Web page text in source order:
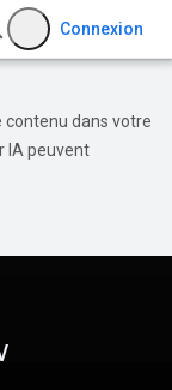
Connexion
contenu dans votre
IA peuvent